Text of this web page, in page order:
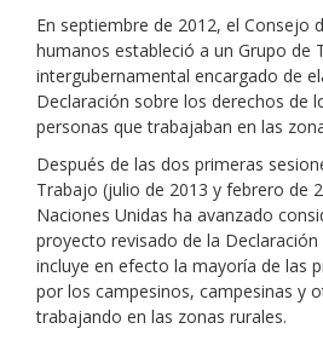
En septiembre de 2012, el Consejo
humanos estableció a un Grupo de
intergubernamental encargado de
Declaración sobre los derechos de
personas que trabajaban en las
Después de las dos primeras
Trabajo (julio de 2013 y febrero de
Naciones Unidas ha avanzado
proyecto revisado de la
incluye en efecto la mayoría de las
por los campesinos, campesinas y
trabajando en las zonas rurales.